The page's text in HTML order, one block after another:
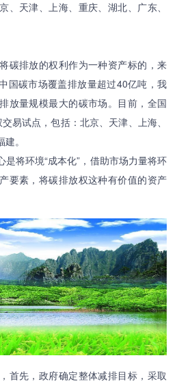
、天津、上海、重庆、湖北、广东、
排放的权利作为一种资产标的，来
国碳市场覆盖排放量超过40亿吨，我
放量规模最大的碳市场。目前，全国
易试点，包括：北京、天津、上海、
。
将环境“成本化”，借助市场力量将环
要素，将碳排放权这种有价值的资产
先，政府确定整体减排目标，采取